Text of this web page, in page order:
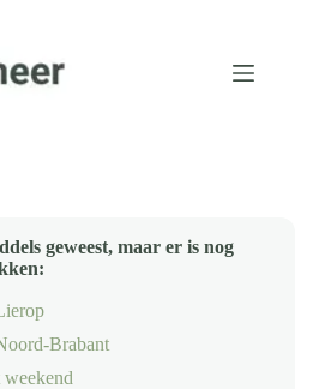
geweest, maar er is nog
Brabant